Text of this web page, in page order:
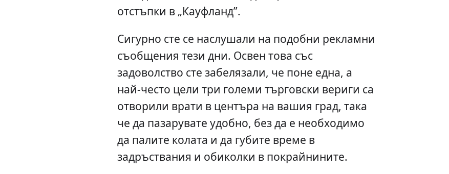
отстъпки в „Кауфланд”.
Сигурно сте се наслушали на подобни рекламни
съобщения тези дни. Освен това със
задоволство сте забелязали, че поне една, а
най-често цели три големи търговски вериги са
отворили врати в центъра на вашия град, така
че да пазарувате удобно, без да е необходимо
да палите колата и да губите време в
задръствания и обиколки в покрайнините.